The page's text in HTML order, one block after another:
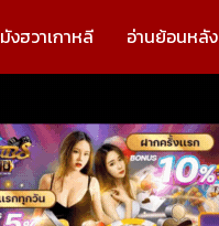
มังฮวาเกาหลี อ่านย้อนหลัง